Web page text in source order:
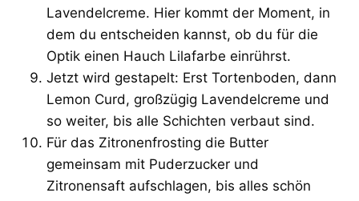
Lavendelcreme. Hier kommt der Moment, in
dem du entscheiden kannst, ob du für die
Optik einen Hauch Lilafarbe einrührst.
Jetzt wird gestapelt: Erst Tortenboden, dann
Lemon Curd, großzügig Lavendelcreme und
so weiter, bis alle Schichten verbaut sind.
Für das Zitronenfrosting die Butter
gemeinsam mit Puderzucker und
Zitronensaft aufschlagen, bis alles schön